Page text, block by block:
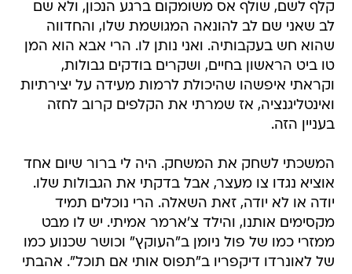
קלף לשם, שולף אס משומקום ברגע הנכון, ולא שם
לב שאני שם לב להונאה המגושמת שלו, והחדווה
שהוא חש בעקבותיה. ואני נותן לו. הרי אבא הוא המן
טו ביט הראשון בחיים, ושקרים בודקים גבולות,
וקראתי איפשהו שהיכולת לרמות מעידה על יצירתיות
ואינטליגנציה, אז שמרתי את הקלפים קרוב לחזה
בעניין הזה.
המשכתי לשחק את המשחק. היה לי ברור שיום אחד
אוציא נגדו צו מעצר, אבל בדקתי את הגבולות שלו.
יודה או לא יודה, זאת השאלה. הרי נוכלים תמיד
מקסימים אותנו, והילד צ'ארמר אמיתי. יש לו מבט
ממזרי כמו של פול ניומן ב"העוקץ" וכושר שכנוע כמו
של לאונרדו דיקפריו ב"תפוס אותי אם תוכל". אהבתי